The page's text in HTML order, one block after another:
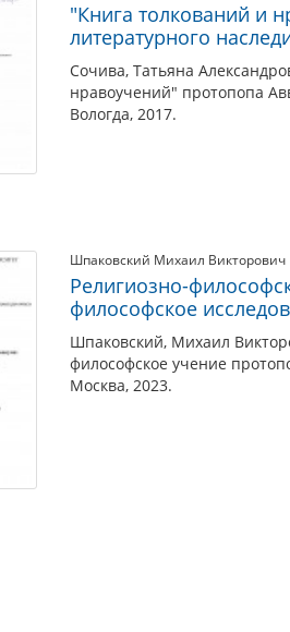
"Книга толкований и
литературного
Сочива, Татьяна
нравоучений" протопопа
Вологда, 2017.
Шпаковский Михаил Викторович
Религиозно-
философское
Шпаковский, Михаил
философское учение
Москва, 2023.